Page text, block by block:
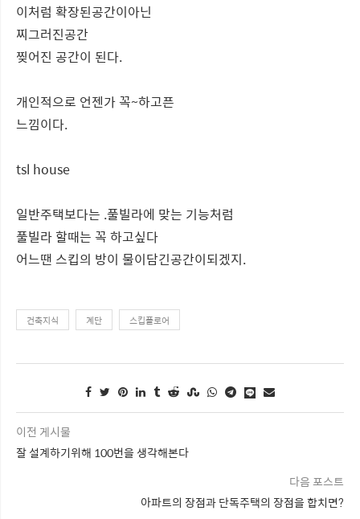
이처럼 확장된공간이아닌
찌그러진공간
찢어진 공간이 된다.
개인적으로 언젠가 꼭~하고픈
느낌이다.
tsl house
일반주택보다는 .풀빌라에 맞는 기능처럼
풀빌라 할때는 꼭 하고싶다
어느땐 스킵의 방이 물이담긴공간이되겠지.
건축지식 계단 스킵플로어
이전 게시물
잘 설계하기위해 100번을 생각해본다
다음 포스트
아파트의 장점과 단독주택의 장점을 합치면?